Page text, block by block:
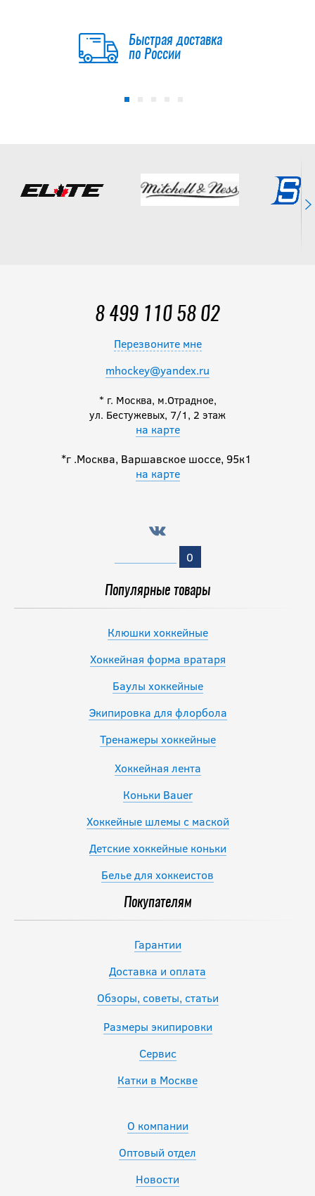
Быстрая доставка
по России
8 499 110 58 02
Перезвоните мне
mhockey@yandex.ru
* г. Москва, м.Отрадное,
ул. Бестужевых, 7/1, 2 этаж
на карте
*г .Москва, Варшавское шоссе, 95к1
на карте
0
Популярные товары
Клюшки хоккейные
Хоккейная форма вратаря
Баулы хоккейные
Экипировка для флорбола
Тренажеры хоккейные
Хоккейная лента
Коньки Bauer
Хоккейные шлемы с маской
Детские хоккейные коньки
Белье для хоккеистов
Покупателям
Гарантии
Доставка и оплата
Обзоры, советы, статьи
Размеры экипировки
Сервис
Катки в Москве
О компании
Оптовый отдел
Новости